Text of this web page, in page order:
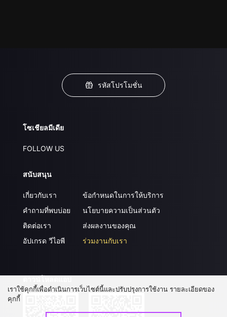
รหัสโปรโมชั่น
โซเชียลมีเดีย
FOLLOW US
สนับสนุน
เกี่ยวกับเรา
คำถามที่พบบ่อย
ติดต่อเรา
อัปเกรด วีไอพี
ข้อกำหนดในการให้บริการ
นโยบายความเป็นส่วนตัว
ส่งผลงานของคุณ
ร่วมงานกับเรา
เราใช้คุกกี้เพื่อดำเนินการเว็บไซต์นี้และปรับปรุงการใช้งาน รายละเอียดของ
คุกกี้